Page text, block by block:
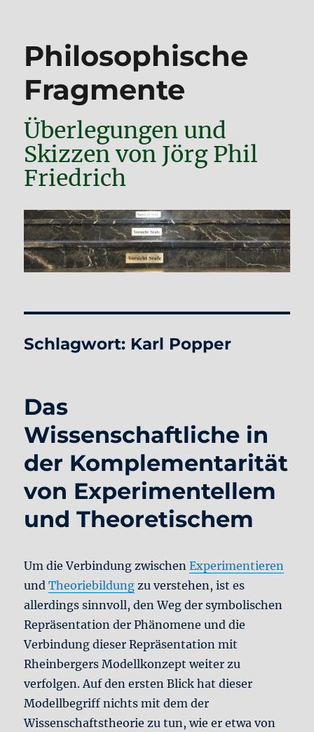
Philosophische
Fragmente
Überlegungen und
Skizzen von Jörg Phil
Friedrich
Schlagwort: Karl Popper
Das
Wissenschaftliche in
der Komplementarität
von Experimentellem
und Theoretischem
Um die Verbindung zwischenExperimentieren
undTheoriebildung zu verstehen, ist es
allerdings sinnvoll, den Weg der symbolischen
Repräsentation der Phänomene und die
Verbindung dieser Repräsentation mit
Rheinbergers Modellkonzept weiter zu
verfolgen. Auf den ersten Blick hat dieser
Modellbegriff nichts mit dem der
Wissenschaftstheorie zu tun, wie er etwa von